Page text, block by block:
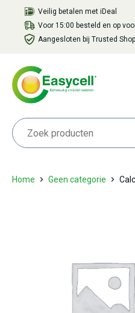
Veilig betalen met iDeal
Voor 15:00 besteld en op
Aangesloten bij Trusted
Home Geen categorie